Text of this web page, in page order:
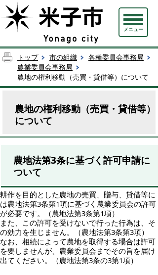
メニュー
トップ 市の組織
各種委員会事務局
農業委員会事務局
農地の権利移動（売買・貸借等）について
農地の権利移動（売買・貸借等）
について
農地法第3条に基づく許可申請に
ついて
耕作を目的とした農地の売買、贈与、貸借等に
は農地法第3条第1項に基づく農業委員会の許可
が必要です。（農地法第3条第1項）
また、この許可を受けないで行った行為は、そ
の効力を生じません。（農地法第3条第3項）
なお、相続によって農地を取得する場合は許可
を要しませんが、農業委員会までその旨を届け
出てください。（農地法第3条の3第1項）